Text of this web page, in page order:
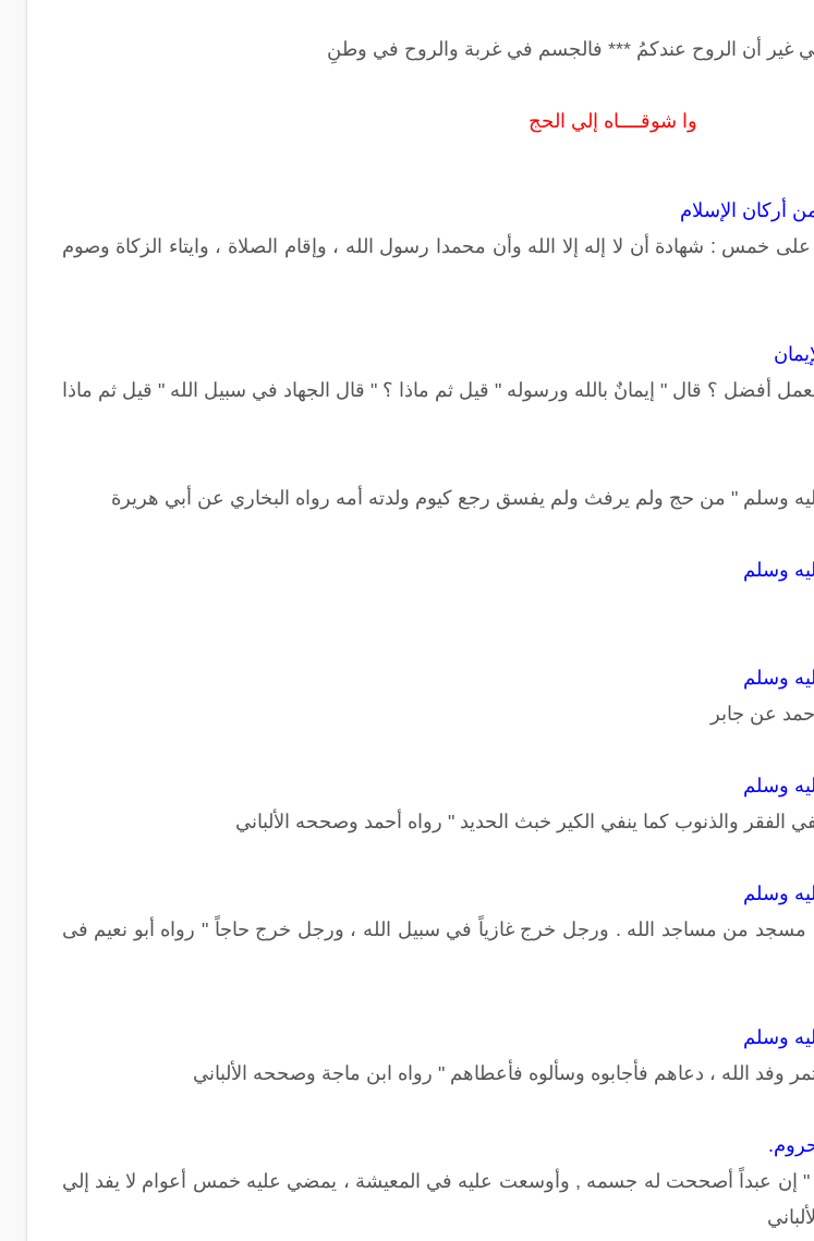
أن الروح عندكمُ *** فالجسم في غربة والروح في وطنِ
وا شوقــــاه إلي الحج
أركان الإسلام
خمس : شهادة أن لا إله إلا الله وأن محمدا رسول الله ، وإقام الصلاة ، وايتاء الزكاة وصوم
أفضل ؟ قال " إيمانٌ بالله ورسوله " قيل ثم ماذا ؟ " قال الجهاد في سبيل الله " قيل ثم ماذا
وسلم " من حج ولم يرفث ولم يفسق رجع كيوم ولدته أمه رواه البخاري عن أبي هريرة
وسلم
وسلم
عن جابر
وسلم
الفقر والذنوب كما ينفي الكير خبث الحديد " رواه أحمد وصححه الألباني
وسلم
من مساجد الله . ورجل خرج غازياً في سبيل الله ، ورجل خرج حاجاً " رواه أبو نعيم فى
وسلم
وفد الله ، دعاهم فأجابوه وسألوه فأعطاهم " رواه ابن ماجة وصححه الألباني
" إن عبداً أصححت له جسمه , وأوسعت عليه في المعيشة ، يمضي عليه خمس أعوام لا يفد إلي